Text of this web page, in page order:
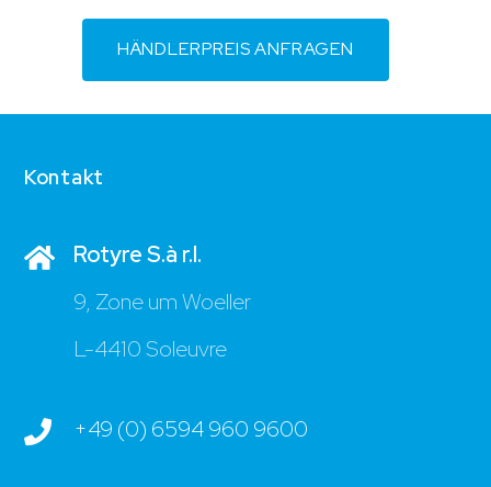
HÄNDLERPREIS ANFRAGEN
Kontakt
Rotyre S.à r.l.
9, Zone um Woeller
L-4410 Soleuvre
+49 (0) 6594 960 9600